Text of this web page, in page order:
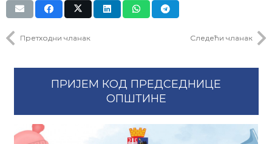
Претходни чланак Следећи чланак
ПРИЈЕМ КОД ПРЕДСЕДНИЦЕ
ОПШТИНЕ